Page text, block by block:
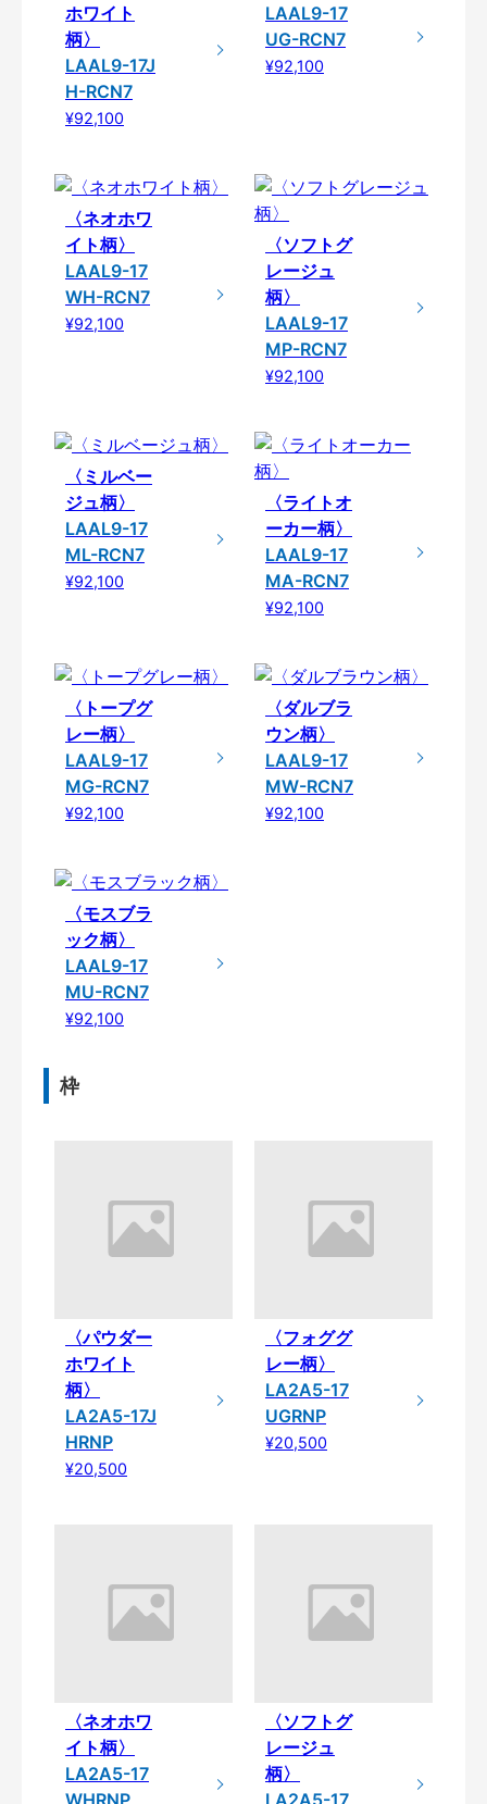
ホワイト
柄〉
LAAL9-17J
H-RCN7
¥92,100
LAAL9-17
UG-RCN7
¥92,100
〈ネオホワ
イト柄〉
LAAL9-17
WH-RCN7
¥92,100
〈ソフトグ
レージュ
柄〉
LAAL9-17
MP-RCN7
¥92,100
〈ミルベー
ジュ柄〉
LAAL9-17
ML-RCN7
¥92,100
〈ライトオ
ーカー柄〉
LAAL9-17
MA-RCN7
¥92,100
〈トープグ
レー柄〉
LAAL9-17
MG-RCN7
¥92,100
〈ダルブラ
ウン柄〉
LAAL9-17
MW-RCN7
¥92,100
〈モスブラ
ック柄〉
LAAL9-17
MU-RCN7
¥92,100
枠
〈パウダー
ホワイト
柄〉
LA2A5-17J
HRNP
¥20,500
〈フォググ
レー柄〉
LA2A5-17
UGRNP
¥20,500
〈ネオホワ
イト柄〉
LA2A5-17
〈ソフトグ
レージュ
柄〉